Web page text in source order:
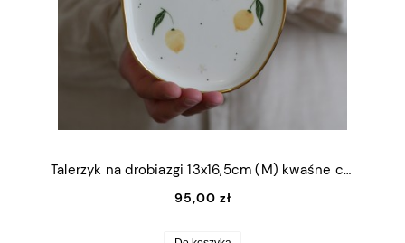
Talerzyk na drobiazgi 13x16,5cm (M) kwaśne cytrynki ze złotym rantem
95,00 zł